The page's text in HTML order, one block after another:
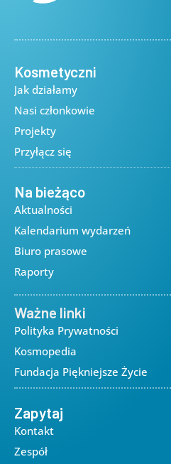
Kosmetyczni
Jak działamy
Nasi członkowie
Projekty
Przyłącz się
Na bieżąco
Aktualności
Kalendarium wydarzeń
Biuro prasowe
Raporty
Ważne linki
Polityka Prywatności
Kosmopedia
Fundacja Piękniejsze Życie
Zapytaj
Kontakt
Zespół